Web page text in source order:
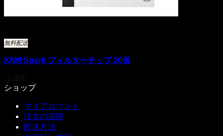
ニコチンベース
POD
無料配送
KIWI Spark フィルターチップ 20個
ショップ
マイアカウント
注文の追跡
配送方法